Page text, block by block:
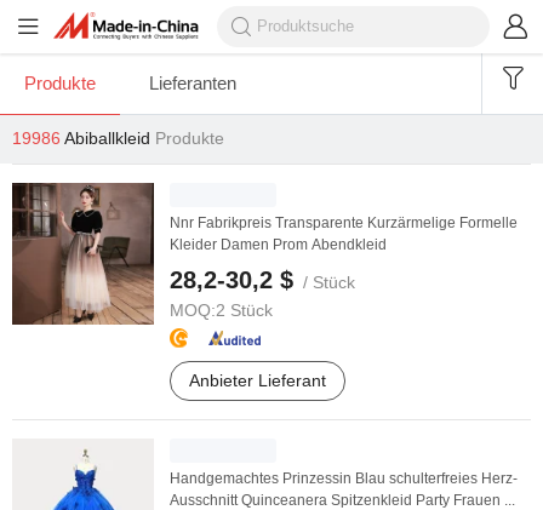
Produkte Lieferanten
19986 Abiballkleid Produkte
Nnr Fabrikpreis Transparente Kurzärmelige Formelle
Kleider Damen Prom Abendkleid
28,2-30,2 $ / Stück
MOQ:2 Stück
Anbieter Lieferant
Handgemachtes Prinzessin Blau schulterfreies Herz-
Ausschnitt Quinceanera Spitzenkleid Party Frauen ...